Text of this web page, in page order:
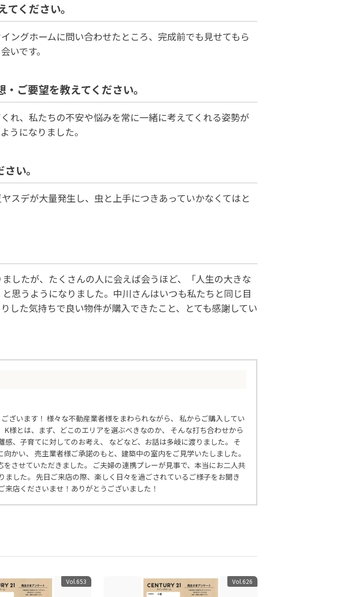
ください。
ングホームに問い合わせたところ、完成前でも見せてもら
いです。
ご要望を教えてください。
れ、私たちの不安や悩みを常に一緒に考えてくれる姿勢が
うになりました。
い。
スデが大量発生し、虫と上手につきあっていかなくてはと
したが、たくさんの人に会えば会うほど、「人生の大きな
思うようになりました。中川さんはいつも私たちと同じ目
した気持ちで良い物件が購入できたこと、とても感謝してい
ざいます！ 様々な不動産業者様をまわられながら、 私からご購入してい
様とは、まず、どこのエリアを選ぶべきなのか、 そんな打ち合わせから
、子育てに対してのお考え、 などなど、お話は多岐に渡りました。 そ
かい、 売主業者様ご承諾のもと、建築中の室内をご見学いたしました。
させていただきました。 ご夫婦の連携プレーが見事で、本当にお二人共
ました。 先日ご来店の際、楽しく日々を過ごされているご様子をお聞き
店くださいませ！ありがとうございました！
Vol.653 Vol.626